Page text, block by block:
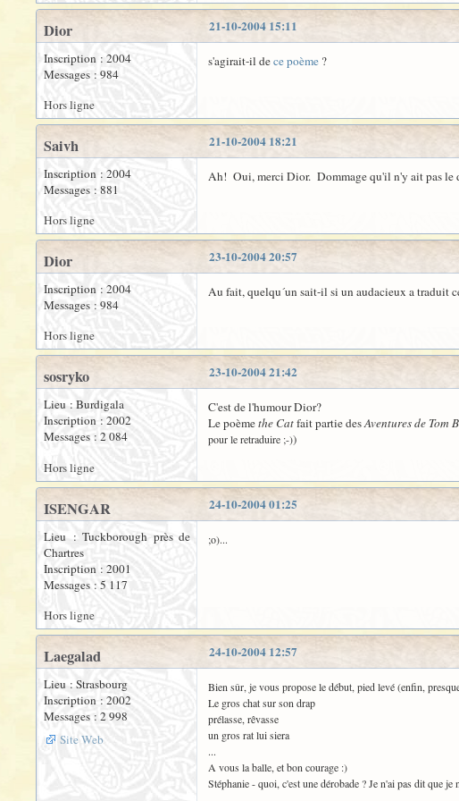
21-10-2004 15:11
Dior
Inscription : 2004
Messages : 984
s'agirait-il dece poème ?
Hors ligne
21-10-2004 18:21
Saivh
Inscription : 2004
Messages : 881
Ah! Oui, merci Dior. Dommage qu'il n'y ait pas le
Hors ligne
23-10-2004 20:57
Dior
Inscription : 2004
Messages : 984
Au fait, quelqu´un sait-il si un audacieux a traduit
Hors ligne
23-10-2004 21:42
sosryko
Lieu : Burdigala
Inscription : 2002
Messages : 2 084
C'est de l'humour Dior?
Le poèmethe Catfait partie desAventures de Tom
pour le retraduire ;-))
Hors ligne
24-10-2004 01:25
ISENGAR
Lieu : Tuckborough près de
Chartres
Inscription : 2001
Messages : 5 117
;o)...
Hors ligne
24-10-2004 12:57
Laegalad
Lieu : Strasbourg
Inscription : 2002
Messages : 2 998
Site Web
Bien sûr, je vous propose le début, pied levé (enfin,
Le gros chat sur son drap
prélasse, rêvasse
un gros rat lui siera
...
A vous la balle, et bon courage :)
Stéphanie - quoi, c'est une dérobade ? Je n'ai pas dit que